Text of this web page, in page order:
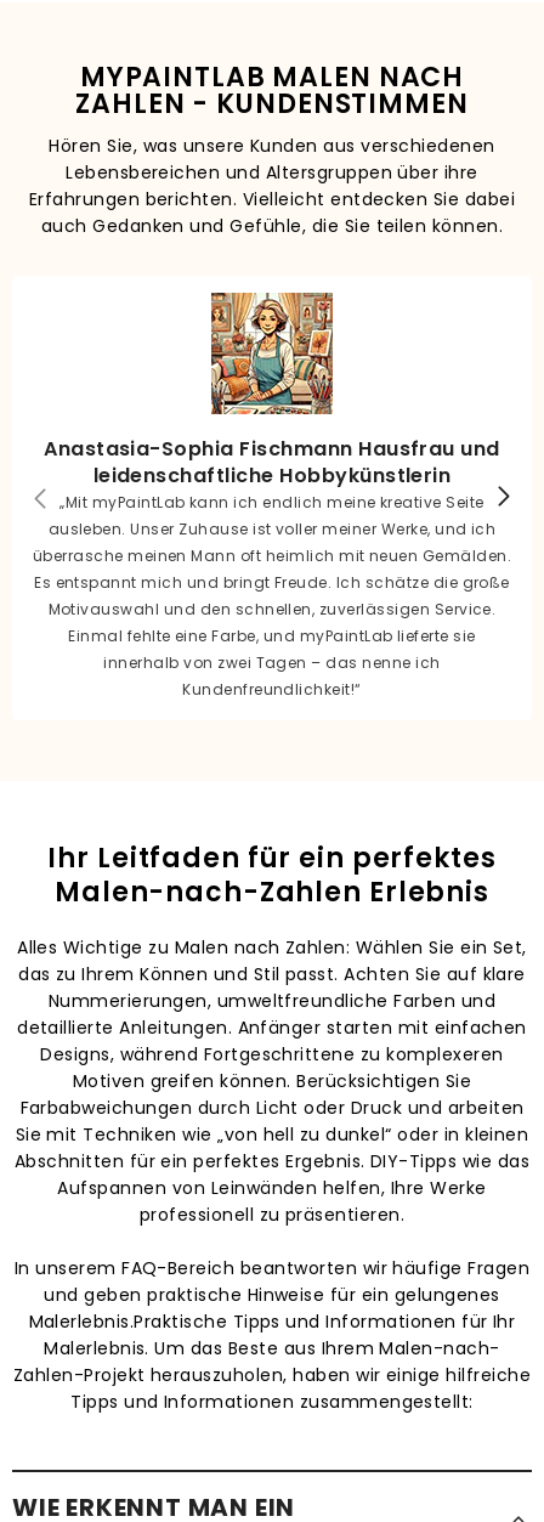
MYPAINTLAB MALEN NACH
ZAHLEN - KUNDENSTIMMEN
Hören Sie, was unsere Kunden aus verschiedenen
Lebensbereichen und Altersgruppen über ihre
Erfahrungen berichten. Vielleicht entdecken Sie dabei
auch Gedanken und Gefühle, die Sie teilen können.
Anastasia-Sophia Fischmann Hausfrau und
leidenschaftliche Hobbykünstlerin
„Mit myPaintLab kann ich endlich meine kreative Seite
ausleben. Unser Zuhause ist voller meiner Werke, und ich
überrasche meinen Mann oft heimlich mit neuen Gemälden.
Es entspannt mich und bringt Freude. Ich schätze die große
Motivauswahl und den schnellen, zuverlässigen Service.
Einmal fehlte eine Farbe, und myPaintLab lieferte sie
innerhalb von zwei Tagen – das nenne ich
Kundenfreundlichkeit!“
Ihr Leitfaden für ein perfektes
Malen-nach-Zahlen Erlebnis
Alles Wichtige zu Malen nach Zahlen: Wählen Sie ein Set,
das zu Ihrem Können und Stil passt. Achten Sie auf klare
Nummerierungen, umweltfreundliche Farben und
detaillierte Anleitungen. Anfänger starten mit einfachen
Designs, während Fortgeschrittene zu komplexeren
Motiven greifen können. Berücksichtigen Sie
Farbabweichungen durch Licht oder Druck und arbeiten
Sie mit Techniken wie „von hell zu dunkel“ oder in kleinen
Abschnitten für ein perfektes Ergebnis. DIY-Tipps wie das
Aufspannen von Leinwänden helfen, Ihre Werke
professionell zu präsentieren.
In unserem FAQ-Bereich beantworten wir häufige Fragen
und geben praktische Hinweise für ein gelungenes
Malerlebnis.Praktische Tipps und Informationen für Ihr
Malerlebnis. Um das Beste aus Ihrem Malen-nach-
Zahlen-Projekt herauszuholen, haben wir einige hilfreiche
Tipps und Informationen zusammengestellt:
WIE ERKENNT MAN EIN